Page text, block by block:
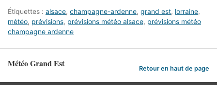
Étiquettes : alsace, champagne-ardenne, grand est, lorraine,
météo, prévisions, prévisions météo alsace, prévisions météo
champagne ardenne
Météo Grand Est Retour en haut de page